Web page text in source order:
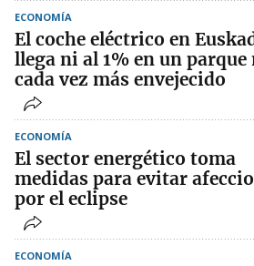
ECONOMÍA
El coche eléctrico en
llega ni al 1% en un
cada vez más envejecido
ECONOMÍA
El sector energético toma
medidas para evitar
por el eclipse
ECONOMÍA